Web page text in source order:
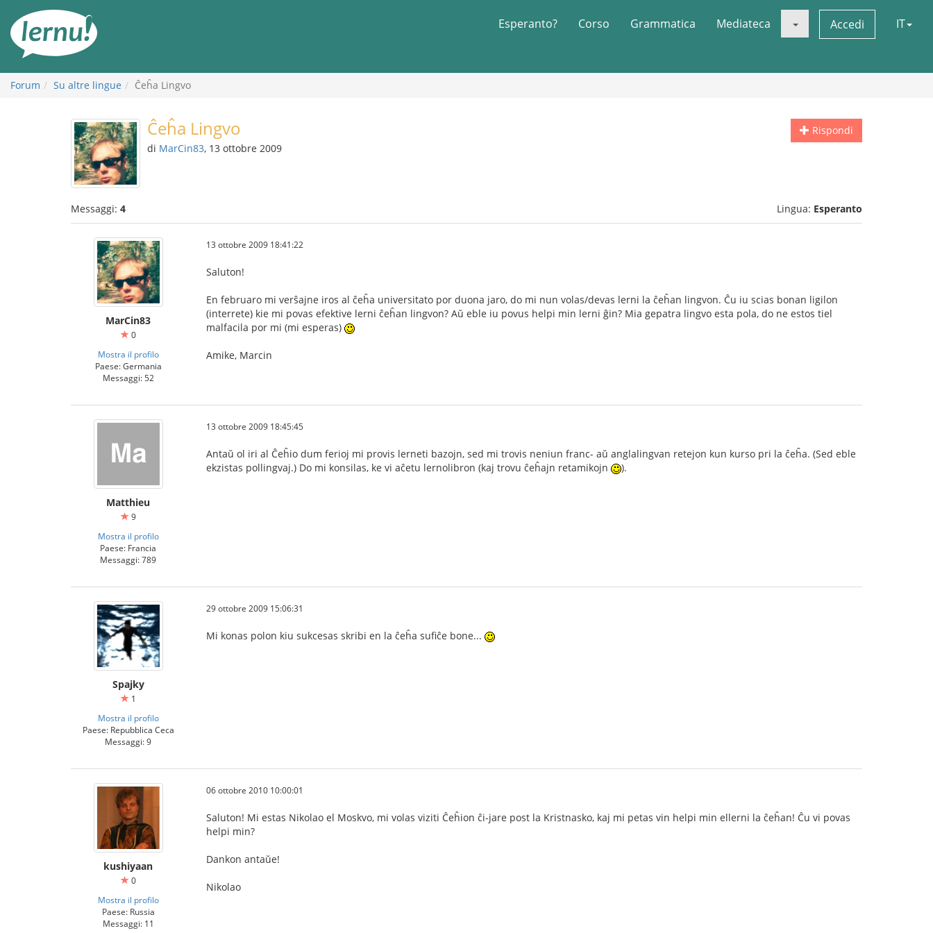
all’indice
Esperanto? Corso Grammatica Mediateca Accedi IT
Forum Su altre lingue Ĉeĥa Lingvo
Rispondi
Ĉeĥa Lingvo
di MarCin83, 13 ottobre 2009
Messaggi: 4 Lingua: Esperanto
MarCin83
0
Mostra il profilo
Paese: Germania
Messaggi: 52
13 ottobre 2009 18:41:22
Saluton!
En februaro mi verŝajne iros al ĉeĥa universitato por duona jaro, do mi nun volas/devas lerni la ĉeĥan lingvon. Ĉu iu scias bonan ligilon
(interrete) kie mi povas efektive lerni ĉeĥan lingvon? Aŭ eble iu povus helpi min lerni ĝin? Mia gepatra lingvo esta pola, do ne estos tiel
malfacila por mi (mi esperas)
Amike, Marcin
Matthieu
9
Mostra il profilo
Paese: Francia
Messaggi: 789
13 ottobre 2009 18:45:45
Antaŭ ol iri al Ĉeĥio dum ferioj mi provis lerneti bazojn, sed mi trovis neniun franc- aŭ anglalingvan retejon kun kurso pri la ĉeĥa. (Sed eble
ekzistas pollingvaj.) Do mi konsilas, ke vi aĉetu lernolibron (kaj trovu ĉeĥajn retamikojn
).
Spajky
1
Mostra il profilo
Paese: Repubblica Ceca
Messaggi: 9
29 ottobre 2009 15:06:31
Mi konas polon kiu sukcesas skribi en la ĉeĥa sufiĉe bone...
kushiyaan
0
Mostra il profilo
Paese: Russia
Messaggi: 11
06 ottobre 2010 10:00:01
Saluton! Mi estas Nikolao el Moskvo, mi volas viziti Ĉeĥion ĉi-jare post la Kristnasko, kaj mi petas vin helpi min ellerni la ĉeĥan! Ĉu vi povas
helpi min?
Dankon antaŭe!
Nikolao